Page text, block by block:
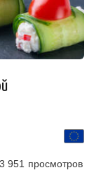
3 951 просмотров